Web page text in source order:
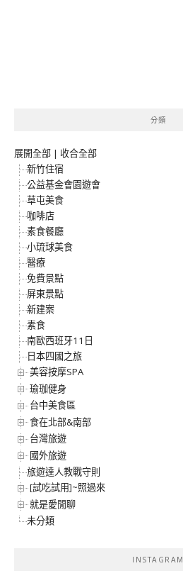
分類
展開全部 | 收合全部
新竹住宿
公益基金會園遊會
草屯美食
咖啡店
素食餐廳
小琉球美食
醫療
免費景點
屏東景點
新建案
素食
南歐西班牙11日
日本四國之旅
美容按摩SPA
瑜珈健身
台中美食區
食在北部&南部
台灣旅遊
國外旅遊
旅遊達人教戰守則
[試吃試用]~照過來
就是愛閒聊
未分類
INSTAGRAM